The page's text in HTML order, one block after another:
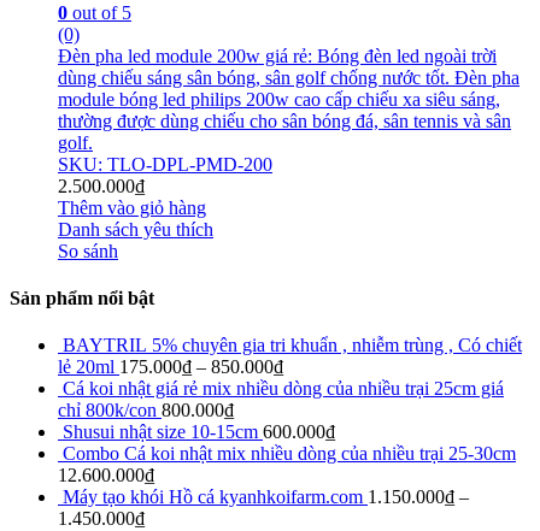
0 out of 5
(0)
Đèn pha led module 200w giá rẻ: Bóng đèn led ngoài trời
dùng chiếu sáng sân bóng, sân golf chống nước tốt. Đèn pha
module bóng led philips 200w cao cấp chiếu xa siêu sáng,
thường được dùng chiếu cho sân bóng đá, sân tennis và sân
golf.
SKU: TLO-DPL-PMD-200
2.500.000₫
Thêm vào giỏ hàng
Danh sách yêu thích
So sánh
Sản phẩm nổi bật
BAYTRIL 5% chuyên gia tri khuẩn , nhiễm trùng , Có chiết
lẻ 20ml 175.000₫ – 850.000₫
Cá koi nhật giá rẻ mix nhiều dòng của nhiều trại 25cm giá
chỉ 800k/con 800.000₫
Shusui nhật size 10-15cm 600.000₫
Combo Cá koi nhật mix nhiều dòng của nhiều trại 25-30cm
12.600.000₫
Máy tạo khói Hồ cá kyanhkoifarm.com 1.150.000₫ –
1.450.000₫